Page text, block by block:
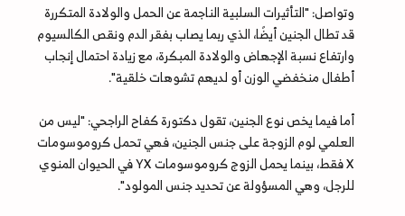
وتواصل: "التأثيرات السلبية الناجمة عن الحمل والولادة المتكررة
قد تطال الجنين أيضًا، الذي ربما يصاب بفقر الدم ونقص الكالسيوم
وارتفاع نسبة الإجهاض والولادة المبكرة، مع زيادة احتمال إنجاب
أطفال منخفضي الوزن أو لديهم تشوهات خلقية".
أما فيما يخص نوع الجنين، تقول دكتورة كفاح الراجحي: "ليس من
العلمي لوم الزوجة على جنس الجنين، فهي تحمل كروموسومات
X فقط، بينما يحمل الزوج كروموسومات YX في الحيوان المنوي
للرجل، وهي المسؤولة عن تحديد جنس المولود".